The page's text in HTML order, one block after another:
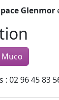
Glenmor
Muco
: 02 96 45 83